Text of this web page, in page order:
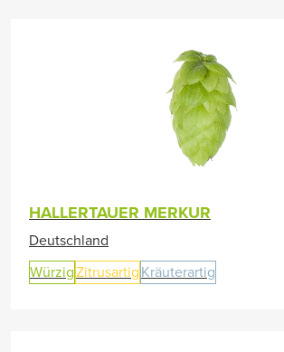
HALLERTAUER MERKUR
Deutschland
WürzigZitrusartig Kräuterartig